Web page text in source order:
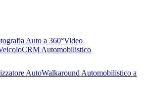
Auto a 360°Video
CRM Automobilistico
AutoWalkaround Automobilistico a